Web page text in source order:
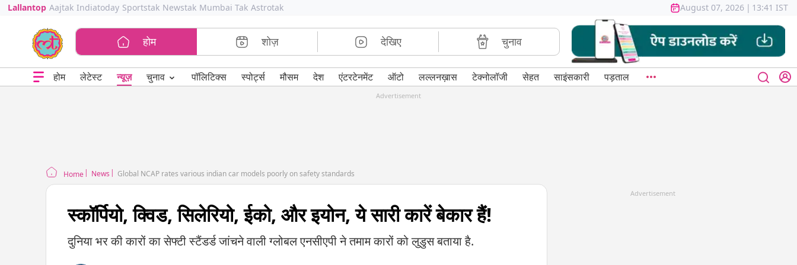
Lallantop Aajtak Indiatoday Sportstak Newstak Mumbai Tak Astrotak August 07, 2026 | 13:41 IST
होम शोज़ देखिए चुनाव
होम लेटेस्ट न्यूज़ चुनाव ⌄ पॉलिटिक्स स्पोर्ट्स मौसम देश एंटरटेनमेंट ऑटो लल्लनख़ास टेक्नोलॉजी सेहत साइंसकारी पड़ताल
Advertisement
Home News Global NCAP rates various indian car models poorly on safety standards
स्कॉर्पियो, क्विड, सिलेरियो, ईको, और इयोन, ये सारी कारें बेकार हैं!
दुनिया भर की कारों का सेफ्टी स्टैंडर्ड जांचने वाली ग्लोबल एनसीएपी ने तमाम कारों को लुडुस बताया है.
Advertisement